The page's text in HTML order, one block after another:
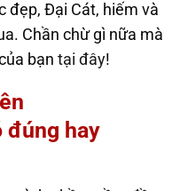
đẹp, Đại Cát, hiếm và
Chần chừ gì nữa mà
bạn tại đây!
đúng hay